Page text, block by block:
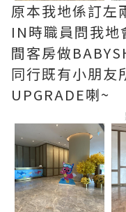
原本我地係訂左
IN時職員問我地
間客房做
同行既有小朋友
UPGRADE喇~